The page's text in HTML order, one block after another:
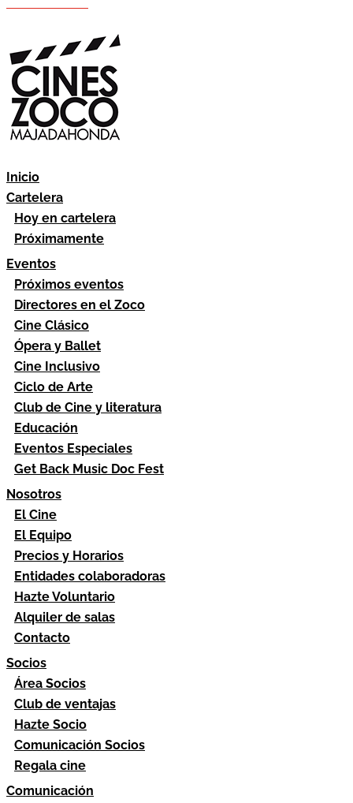
Inicio
Cartelera
Hoy en cartelera
Próximamente
Eventos
Próximos eventos
Directores en el Zoco
Cine Clásico
Ópera y Ballet
Cine Inclusivo
Ciclo de Arte
Club de Cine y literatura
Educación
Eventos Especiales
Get Back Music Doc Fest
Nosotros
El Cine
El Equipo
Precios y Horarios
Entidades colaboradoras
Hazte Voluntario
Alquiler de salas
Contacto
Socios
Área Socios
Club de ventajas
Hazte Socio
Comunicación Socios
Regala cine
Comunicación